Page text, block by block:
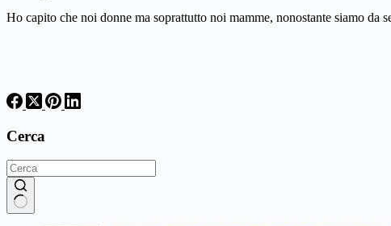
Ho capito che noi donne ma soprattutto noi mamme, nonostante siamo
Cerca